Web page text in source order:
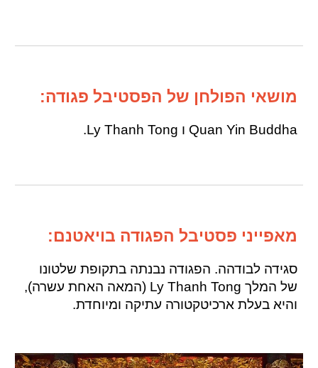
מושאי הפולחן של הפסטיבל פגודה:
Quan Yin Buddha ו Ly Thanh Tong.
מאפייני פסטיבל הפגודה בויאטנם:
סגידה לבודהה. הפגודה נבנתה בתקופת שלטונו
של המלך Ly Thanh Tong (המאה האחת עשרה),
והיא בעלת ארכיטקטורה עתיקה ומיוחדת.